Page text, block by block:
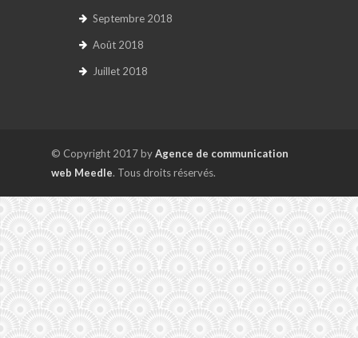
Septembre 2018
Août 2018
Juillet 2018
© Copyright 2017 byAgence de communication
web Meedle. Tous droits réservés.